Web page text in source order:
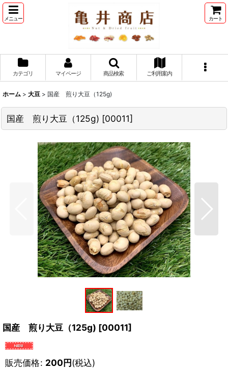
メニュー カート
カテゴリ マイページ 商品検索 ご利用案内
ホーム > 大豆 > 国産 煎り大豆（125g)
国産 煎り大豆（125g) [00011]
国産 煎り大豆（125g) [00011]
販売価格: 200円(税込)